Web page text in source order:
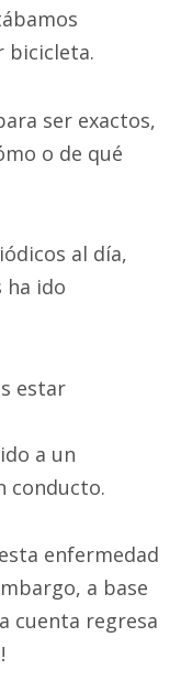
bicicleta.
ser exactos,
o de qué
al día,
ha ido
estar
a un
conducto.
enfermedad
a base
cuenta regresa